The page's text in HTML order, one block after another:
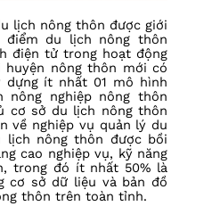
lịch nông thôn được giới
điểm du lịch nông thôn
điện tử trong hoạt động
huyện nông thôn mới có
dựng ít nhất 01 mô hình
nghiệp nông thôn
cơ sở du lịch nông thôn
về nghiệp vụ quản lý du
lịch nông thôn được bồi
cao nghiệp vụ, kỹ năng
trong đó ít nhất 50% là
cơ sở dữ liệu và bản đồ
thôn trên toàn tỉnh.